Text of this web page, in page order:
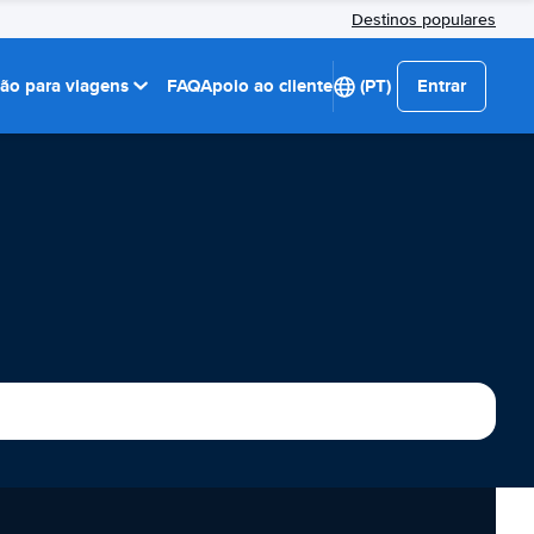
Destinos populares
para viagens FAQApoio ao cliente (PT) Entrar